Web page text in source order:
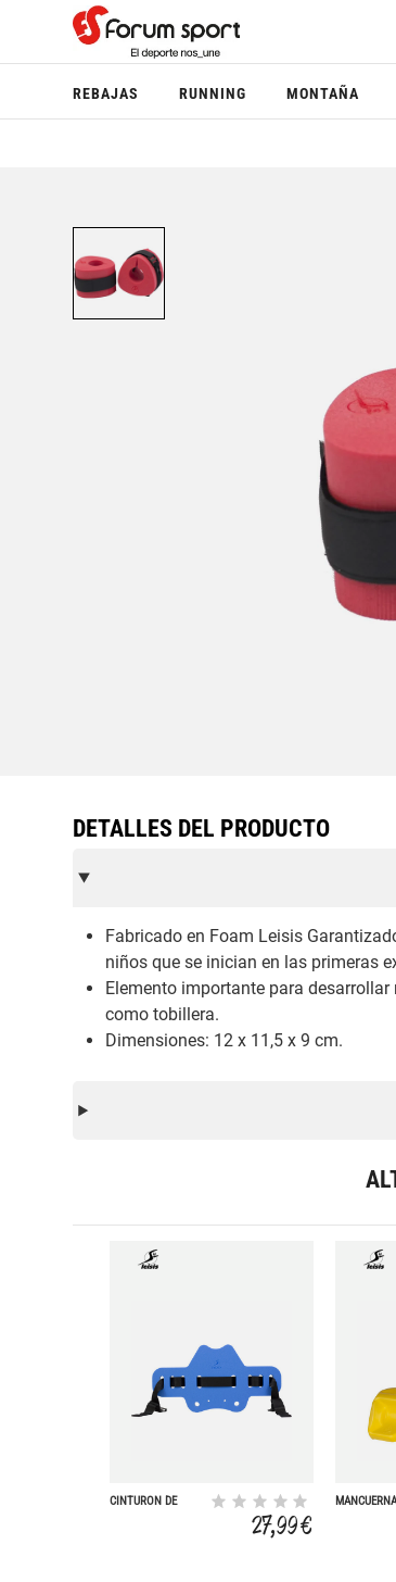
REBAJAS RUNNING MONTAÑA
DETALLES DEL PRODUCTO
Fabricado en Foam Leisis
niños que se inician en las primeras
Elemento importante para
como tobillera.
Dimensiones: 12 x 11,5 x 9 cm.
CINTURON DE
27,99 €